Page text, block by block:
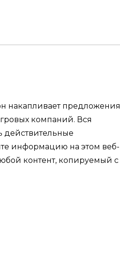
накапливает предложения
компаний. Вся
действительные
информацию на этом веб-
контент, копируемый с